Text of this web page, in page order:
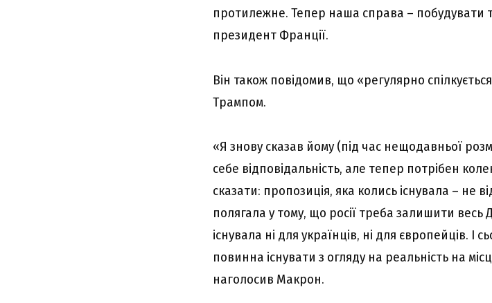
протилежне. Тепер наша справа – побудувати
президент Франції.
Він також повідомив, що «регулярно
Трампом.
«Я знову сказав йому (під час нещодавньої
себе відповідальність, але тепер потрібен
сказати: пропозиція, яка колись існувала – не
полягала у тому, що росії треба залишити весь
існувала ні для українців, ні для європейців. І
повинна існувати з огляду на реальність на
наголосив Макрон.